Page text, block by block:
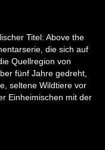
Titel: Above the
die sich auf
Quellregion von
fünf Jahre gedreht,
seltene Wildtiere vor
Einheimischen mit der